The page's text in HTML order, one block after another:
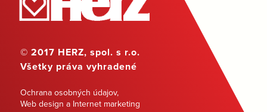
© 2017 HERZ, spol. s r.o.
Všetky práva vyhradené
Ochrana osobných údajov,
Web design a Internet marketing